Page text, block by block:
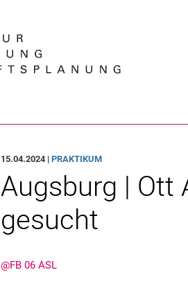
15.04.2024 |PRAKTIKUM
Augsburg | Ott
gesucht
@FB 06 ASL